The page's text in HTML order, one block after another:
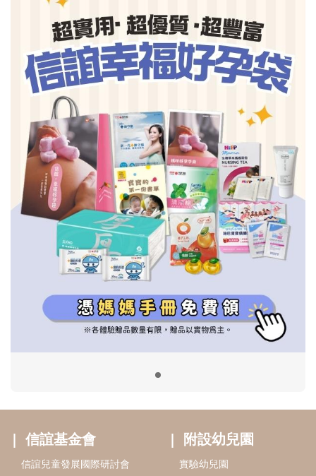
信誼基金會
2022信誼年度報告
2023信誼年度報告
2024信誼年度報告
好孕袋
分齡育兒電子報
附設幼兒園
小袋鼠幼師網